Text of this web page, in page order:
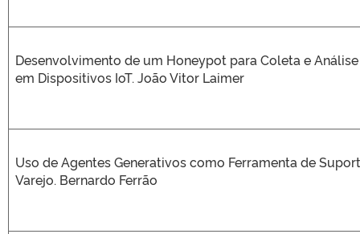
Desenvolvimento de um Honeypot para Coleta e
em Dispositivos IoT. João Vitor Laimer
Uso de Agentes Generativos como Ferramenta de
Varejo. Bernardo Ferrão